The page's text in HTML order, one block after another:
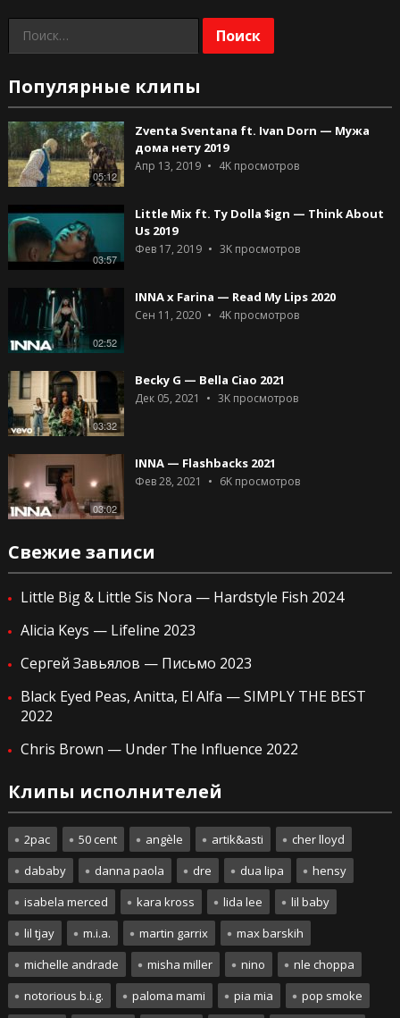
Найти:
Популярные клипы
05:12
Zventa Sventana ft. Ivan Dorn — Мужа
дома нету 2019
Апр 13, 2019 4Kпросмотров
03:57
Little Mix ft. Ty Dolla $ign — Think About
Us 2019
Фев 17, 2019 3Kпросмотров
02:52
INNA x Farina — Read My Lips 2020
Сен 11, 2020 4Kпросмотров
03:32
Becky G — Bella Ciao 2021
Дек 05, 2021 3Kпросмотров
03:02
INNA — Flashbacks 2021
Фев 28, 2021 6Kпросмотров
Свежие записи
Little Big & Little Sis Nora — Hardstyle Fish 2024
Alicia Keys — Lifeline 2023
Сергей Завьялов — Письмо 2023
Black Eyed Peas, Anitta, El Alfa — SIMPLY THE BEST
2022
Chris Brown — Under The Influence 2022
Клипы исполнителей
2pac 50 cent angèle artik&asti
cher lloyd
dababy
danna paola dre dua lipa
hensy
isabela merced
kara kross lida lee
lil baby
lil tjay
m.i.a. martin garrix
max barskih
michelle andrade
misha miller nino
nle choppa
notorious b.i.g.
paloma mami pia mia pop smoke